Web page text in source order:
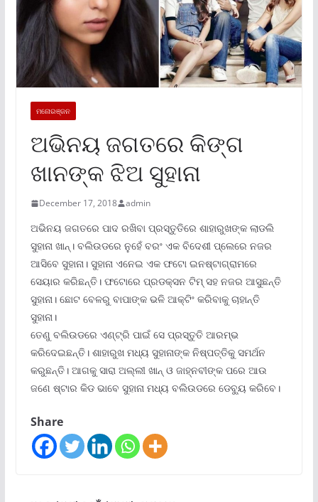
ମନୋରଞ୍ଜନ
ଅଭିନୟ ଜଗତରେ କିଙ୍ଗ
ଖାନଙ୍କ ଝିଅ ସୁହାନା
December 17, 2018 admin
ଅଭିନୟ ଜଗତରେ ପାଦ ରଖିବା ପ୍ରସ୍ତୁତିରେ ଶାହାରୁଖଙ୍କ ଲାଡଲି
ସୁହାନା ଖାନ୍। ବଲିଉଡରେ ନୁହେଁ ବରଂ ଏକ ବିଦେଶୀ ପ୍ଲେରେ ନଜର
ଆସିବେ ସୁହାନା। ସୁହାନା ଏନେଇ ଏକ ଫଟୋ ଇନଷ୍ଟାଗ୍ରାମରେ
ସେୟାର କରିଛନ୍ତି। ଫଟୋରେ ପ୍ରଡକ୍ସନ ଟିମ୍ ସହ ନଜର ଆସୁଛନ୍ତି
ସୁହାନା। ଛୋଟ ବେଳରୁ ବାପାଙ୍କ ଭଳି ଆକ୍ଟିଂ କରିବାକୁ ଚାହାନ୍ତି
ସୁହାନା।
ତେଣୁ ବଲିଉଡରେ ଏଣ୍ଟ୍ରି ପାଇଁ ସେ ପ୍ରସ୍ତୁତି ଆରମ୍ଭ
କରିଦେଇଛନ୍ତି। ଶାହାରୁଖ ମଧ୍ୟ ସୁହାନାଙ୍କ ନିଷ୍ପତ୍ତିକୁ ସମର୍ଥନ
କରୁଛନ୍ତି। ଆଗକୁ ସାରା ଅଲ୍ଲୀ ଖାନ୍ ଓ ଜାହ୍ନବୀଙ୍କ ପରେ ଆଉ
ଜଣେ ଷ୍ଟାର କିଡ ଭାବେ ସୁହାନା ମଧ୍ୟ ବଲିଉଡରେ ଡେବ୍ୟୁ କରିବେ।
Share